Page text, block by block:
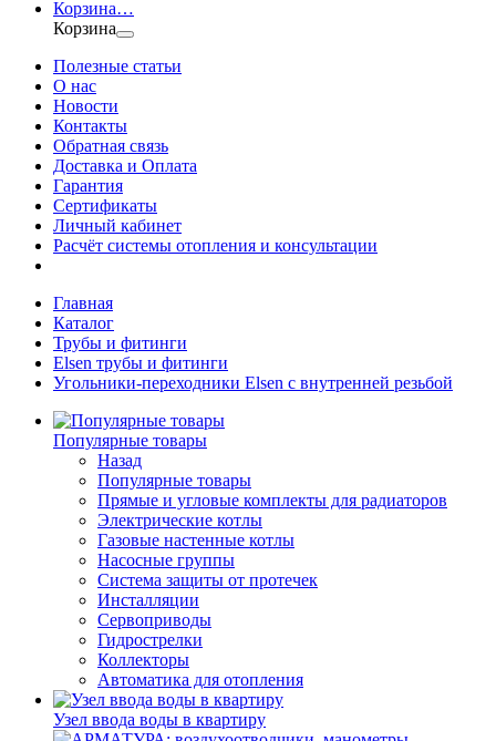
Корзина…
Корзина
Полезные статьи
О нас
Новости
Контакты
Обратная связь
Доставка и Оплата
Гарантия
Сертификаты
Личный кабинет
Расчёт системы отопления и консультации
Главная
Каталог
Трубы и фитинги
Elsen трубы и фитинги
Угольники-переходники Elsen с внутренней резьбой
Популярные товары
Назад
Популярные товары
Прямые и угловые комплекты для радиаторов
Электрические котлы
Газовые настенные котлы
Насосные группы
Система защиты от протечек
Инсталляции
Сервоприводы
Гидрострелки
Коллекторы
Автоматика для отопления
Узел ввода воды в квартиру